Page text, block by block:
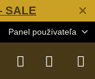
✕
SALE
Panel používateľa